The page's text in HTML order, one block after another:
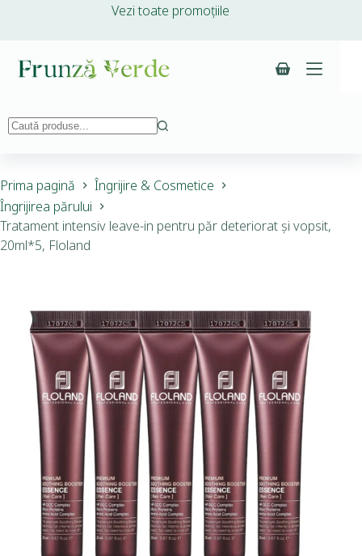
Vezi toate promoțiile
Prima pagină
Îngrijire & Cosmetice
Îngrijirea părului
Tratament intensiv leave-in pentru păr deteriorat și vopsit,
20ml*5, Floland
-20%